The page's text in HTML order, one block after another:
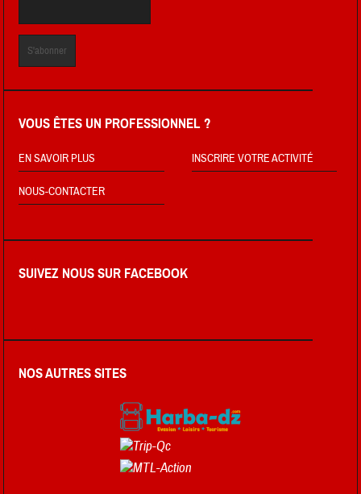
VOUS ÊTES UN PROFESSIONNEL ?
EN SAVOIR PLUS INSCRIRE VOTRE ACTIVITÉ
NOUS-CONTACTER
SUIVEZ NOUS SUR FACEBOOK
NOS AUTRES SITES